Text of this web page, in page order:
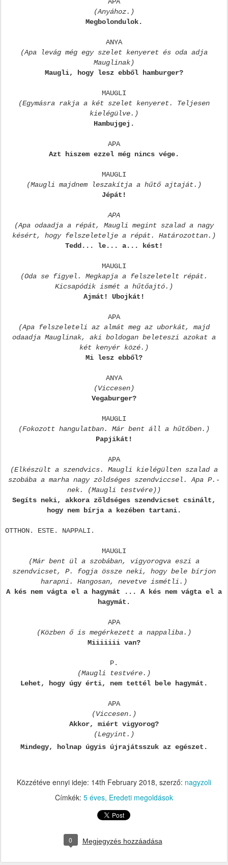
(Anyához.)
Megbolondulok.
ANYA
(Apa levág még egy szelet kenyeret és oda adja
Mauglinak)
Maugli, hogy lesz ebből hamburger?
MAUGLI
(Egymásra rakja a két szelet kenyeret. Teljesen
kielégülve.)
Hambujgej.
APA
Azt hiszem ezzel még nincs vége.
MAUGLI
(Maugli majdnem leszakítja a hűtő ajtaját.)
Jépát!
APA
(Apa odaadja a répát, Maugli megint szalad a nagy
késért, hogy felszeletelje a répát. Határozottan.)
Tedd... le... a... kést!
MAUGLI
(Oda se figyel. Megkapja a felszeletelt répát.
Kicsapódik ismét a hűtőajtó.)
Ajmát! Ubojkát!
APA
(Apa felszeleteli az almát meg az uborkát, majd
odaadja Mauglinak, aki boldogan beleteszi azokat a
két kenyér közé.)
Mi lesz ebből?
ANYA
(Viccesen)
Vegaburger?
MAUGLI
(Fokozott hangulatban. Már bent áll a hűtőben.)
Papjikát!
APA
(Elkészült a szendvics. Maugli kielégülten szalad a
szobába a marha nagy zöldséges szendviccsel. Apa P.-
nek. (Maugli testvére))
Segíts neki, akkora zöldséges szendvicset csinált,
hogy nem bírja a kezében tartani.
OTTHON. ESTE. NAPPALI.
MAUGLI
(Már bent ül a szobában, vigyorogva eszi a
szendvicset, P. fogja össze neki, hogy bele bírjon
harapni. Hangosan, nevetve ismétli.)
A kés nem vágta el a hagymát ... A kés nem vágta el a
hagymát.
APA
(Közben ő is megérkezett a nappaliba.)
Miiiiiii van?
P.
(Maugli testvére.)
Lehet, hogy úgy érti, nem tettél bele hagymát.
APA
(Viccesen.)
Akkor, miért vigyorog?
(Legyint.)
Mindegy, holnap úgyis újrajátsszuk az egészet.
Közzétéve ennyi ideje: 14th February 2018, szerző: nagyzoli
Címkék: 5 éves Eredeti megoldások
0 Megjegyzés hozzáadása